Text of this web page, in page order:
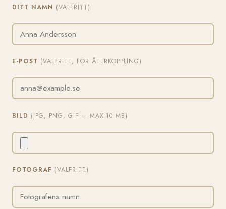
DITT NAMN (VALFRITT)
E-POST (VALFRITT, FÖR ÅTERKOPPLING)
BILD (JPG, PNG, GIF — MAX 10 MB)
FOTOGRAF (VALFRITT)